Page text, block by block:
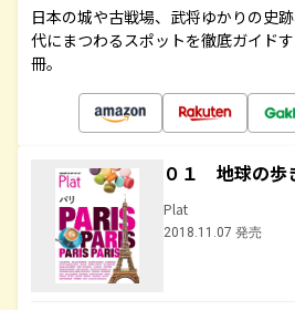
日本の城や古戦場、武将ゆかりの史
代にまつわるスポットを徹底ガイド
冊。
０１ 地球の
Plat
2018.11.07 発売